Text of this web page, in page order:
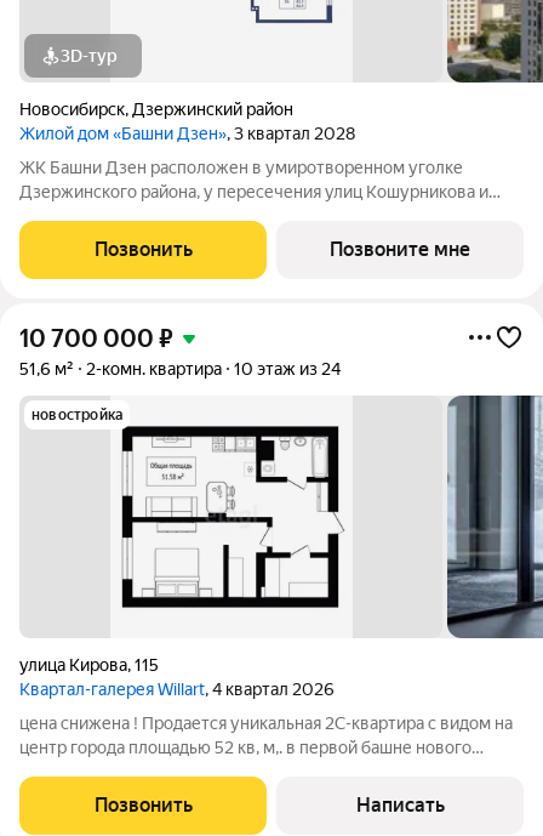
3D-тур
Новосибирск, Дзержинский район
Жилой дом «Башни Дзен», 3 квартал 2028
ЖК Башни Дзен расположен в умиротворенном уголке
Дзержинского района, у пересечения улиц Кошурникова и
автомобильного потока, а это значит меньше шума, меньше
пыли, больше покоя. При этом всё
Позвонить Позвоните мне
10 700 000 ₽
51,6 м² 2-комн. квартира 10 этаж из 24
новостройка
улица Кирова,115
Квартал-галерея Willart, 4 квартал 2026
цена снижена ! Продается уникальная 2С-квартира с видом на
центр города площадью 52 кв, м,. в первой башне нового
стильную 2С квартиру площадью 51,58 кв. м, расположенную
на 10 этаже с потрясающим
Позвонить Написать